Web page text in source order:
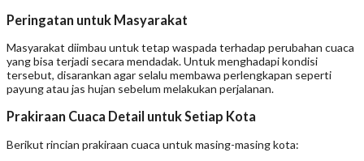
Peringatan untuk Masyarakat
Masyarakat diimbau untuk tetap waspada terhadap perubahan cuaca
yang bisa terjadi secara mendadak. Untuk menghadapi kondisi
tersebut, disarankan agar selalu membawa perlengkapan seperti
payung atau jas hujan sebelum melakukan perjalanan.
Prakiraan Cuaca Detail untuk Setiap Kota
Berikut rincian prakiraan cuaca untuk masing-masing kota: